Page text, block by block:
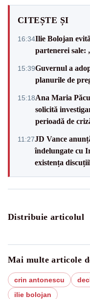
CITEȘTE ȘI
16:34Ilie Bolojan
partenerei sale:
15:39Guvernul a
planurile de
15:18Ana Maria
solicită
perioadă de
11:27JD Vance
îndelungate cu
existența
Distribuie articolul
Mai multe articole
crin antonescu
ilie bolojan